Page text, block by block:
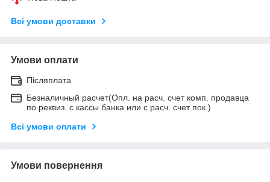
Всі умови доставки
Умови оплати
Післяплата
Безналичный расчет(Опл. на расч. счет комп. продавца
по реквиз. с кассы банка или с расч. счет пок.)
Всі умови оплати
Умови повернення